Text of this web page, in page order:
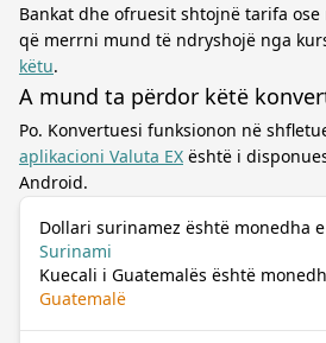
Bankat dhe ofruesit shtojnë tarifa
që merrni mund të ndryshojë nga
këtu.
A mund ta përdor këtë
Po. Konvertuesi funksionon në
aplikacioni Valuta EX është i
Android.
Dollari surinamez është monedha e
Surinami
Kuecali i Guatemalës është
Guatemalë